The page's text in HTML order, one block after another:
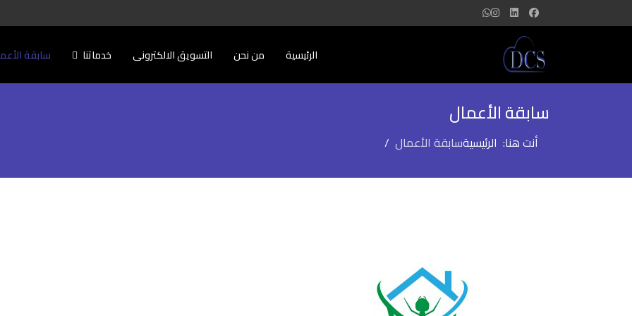
الرئيسية من نحن التسويق الالكترونى خدماتنا سابقة
سابقة الأعمال
أنت هنا: الرئيسيةسابقة الأعمال